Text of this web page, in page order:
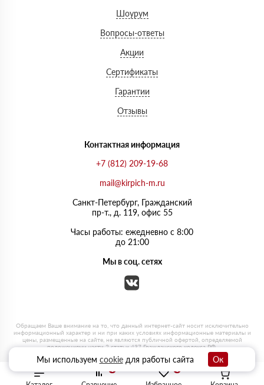
Шоурум
Вопросы-ответы
Акции
Сертификаты
Гарантии
Отзывы
Контактная информация
+7 (812) 209-19-68
mail@kirpich-m.ru
Санкт-Петербург, Граждaнский
пр-т., д. 119, офис 55
Часы работы: ежедневно с 8:00
до 21:00
Мы в соц. сетях
Мы используем cookieдля работы сайта Ок